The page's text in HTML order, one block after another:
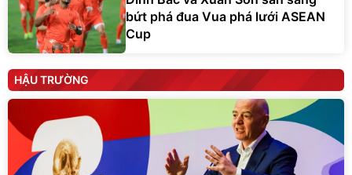
bứt phá đua Vua phá lưới ASEAN
Cup
HẬU TRƯỜNG